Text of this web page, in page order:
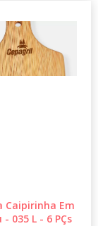
Caipirinha Em
035 L - 6 PÇs